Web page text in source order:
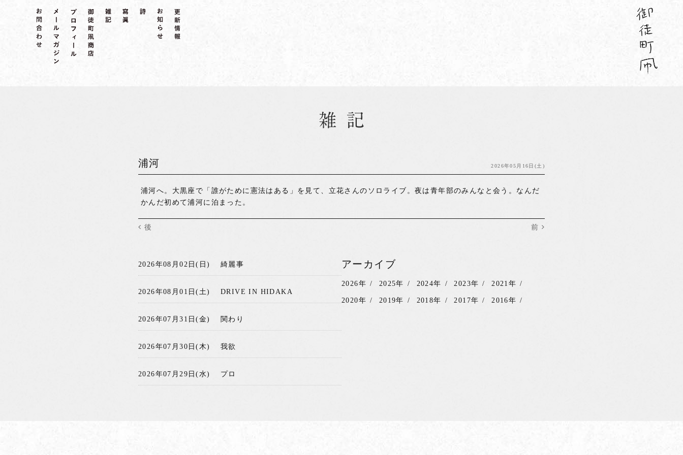
浦河 2026年05月16日(土)
浦河へ。大黒座で「誰がために憲法はある」を見て、立花さんのソロライブ。夜は青年部のみんなと会う。なんだ
かんだ初めて浦河に泊まった。
後 前
2026年08月02日(日) 綺麗事
2026年08月01日(土) DRIVE IN HIDAKA
2026年07月31日(金) 関わり
2026年07月30日(木) 我欲
2026年07月29日(水) プロ
アーカイブ
2026年 2025年 2024年 2023年 2021年
2020年 2019年 2018年 2017年 2016年